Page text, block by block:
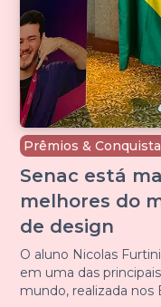
Prêmios &
Senac está
melhores do
de design
O aluno Nicolas
em uma das
mundo, realizada nos